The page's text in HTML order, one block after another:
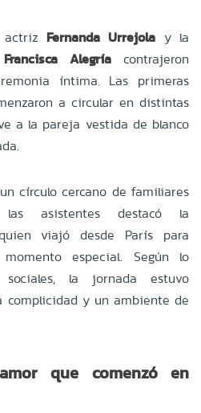
Fernanda Urrejola y la
Francisca Alegría
contrajeron
íntima. Las primeras
a circular en distintas
a la pareja vestida de blanco
círculo cercano de familiares
asistentes destacó la
viajó desde París para
especial. Según lo
la jornada estuvo
complicidad y un ambiente de
que comenzó en